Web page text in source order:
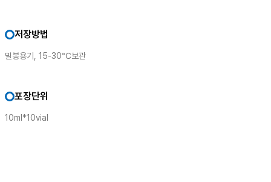
저장방법
밀봉용기, 15-30℃보관
포장단위
10ml*10vial